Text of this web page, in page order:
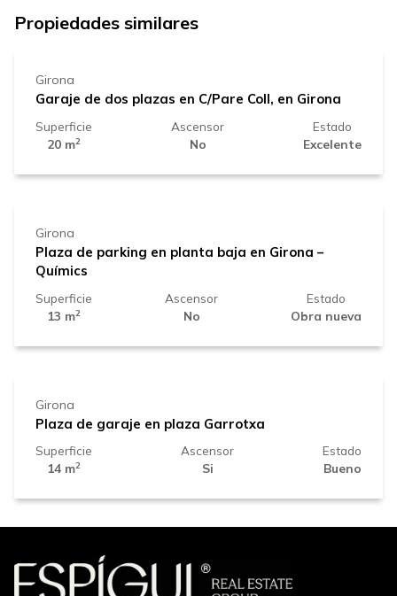
Propiedades similares
26.000 €
Girona
Garaje de dos plazas en C/Pare Coll, en Girona
Superficie
20 m2
Ascensor
No
Estado
Excelente
23.000 €
Girona
Plaza de parking en planta baja en Girona –
Químics
Superficie
13 m2
Ascensor
No
Estado
Obra nueva
21.000 €
Girona
Plaza de garaje en plaza Garrotxa
Superficie
14 m2
Ascensor
Si
Estado
Bueno